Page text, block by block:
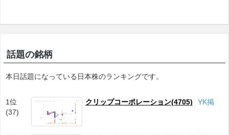
話題の銘柄
本日話題になっている日本株のランキングです。
1位
(37)
クリップコーポレーション(4705) YK掲